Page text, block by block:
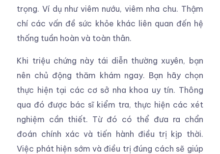
trọng. Ví dụ như viêm nướu, viêm nha chu. Thậm
chí các vấn đề sức khỏe khác liên quan đến hệ
thống tuần hoàn và toàn thân.
Khi triệu chứng này tái diễn thường xuyên, bạn
nên chủ động thăm khám ngay. Bạn hãy chọn
thực hiện tại các cơ sở nha khoa uy tín. Thông
qua đó được bác sĩ kiểm tra, thực hiện các xét
nghiệm cần thiết. Từ đó có thể đưa ra chẩn
đoán chính xác và tiến hành điều trị kịp thời.
Việc phát hiện sớm và điều trị đúng cách sẽ giúp